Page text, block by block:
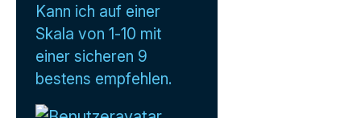
Kann ich auf einer
Skala von 1-10 mit
einer sicheren 9
bestens empfehlen.